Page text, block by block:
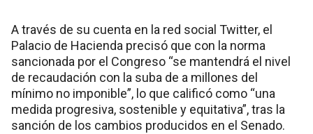
A través de su cuenta en la red social Twitter, el
Palacio de Hacienda precisó que con la norma
sancionada por el Congreso “se mantendrá el nivel
de recaudación con la suba de a millones del
mínimo no imponible”, lo que calificó como “una
medida progresiva, sostenible y equitativa”, tras la
sanción de los cambios producidos en el Senado.